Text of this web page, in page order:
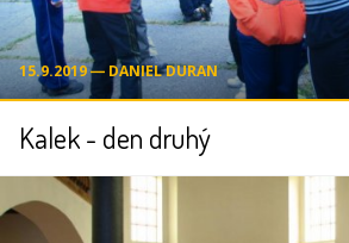
15.9.2019 ― DANIEL DURAN
Kalek - den druhý